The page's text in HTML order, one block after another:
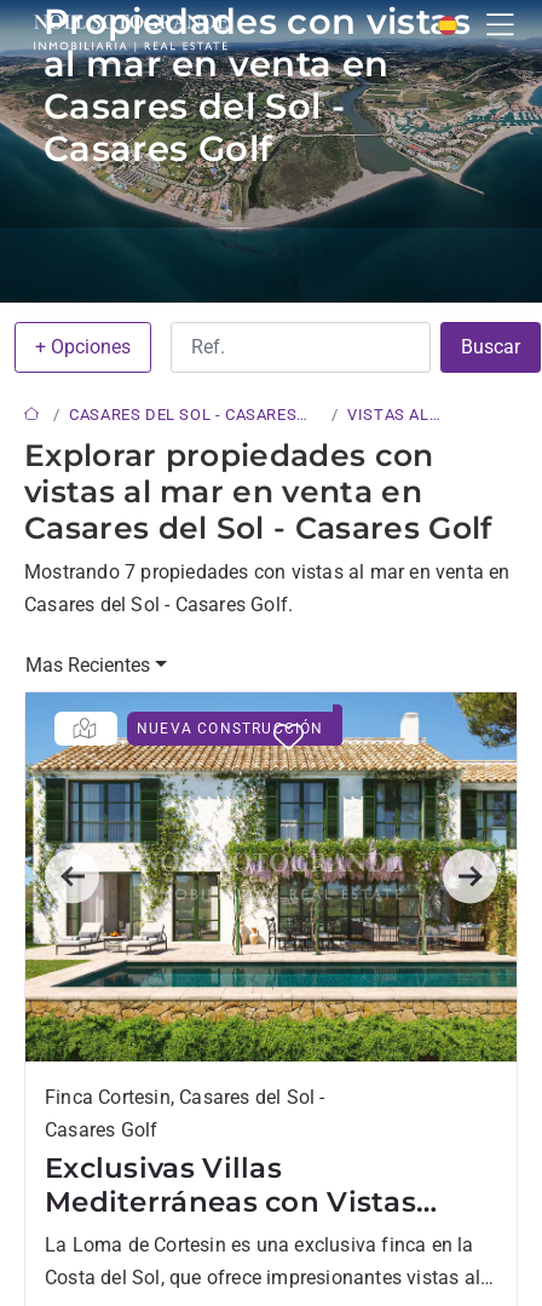
Propiedades con vistas
al mar en venta en
Casares del Sol -
Casares Golf
+ Opciones Buscar
CASARES DEL SOL - CASARES
GOLF
VISTAS AL
Explorar propiedades con
vistas al mar en venta en
Casares del Sol - Casares Golf
Mostrando 7 propiedades con vistas al mar en venta en
Casares del Sol - Casares Golf.
Mas Recientes
NUEVA CONSTRUCCIÓN
Previous Next
Finca Cortesin, Casares del Sol -
Casares Golf
Exclusivas Villas
Mediterráneas con Vistas
Panorámicas en Finca
Cortesin.
La Loma de Cortesin es una exclusiva finca en la
Costa del Sol, que ofrece impresionantes vistas al